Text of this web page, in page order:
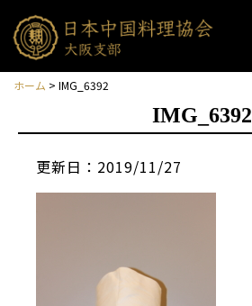
ホーム > IMG_6392
IMG_6392
更新日：2019/11/27